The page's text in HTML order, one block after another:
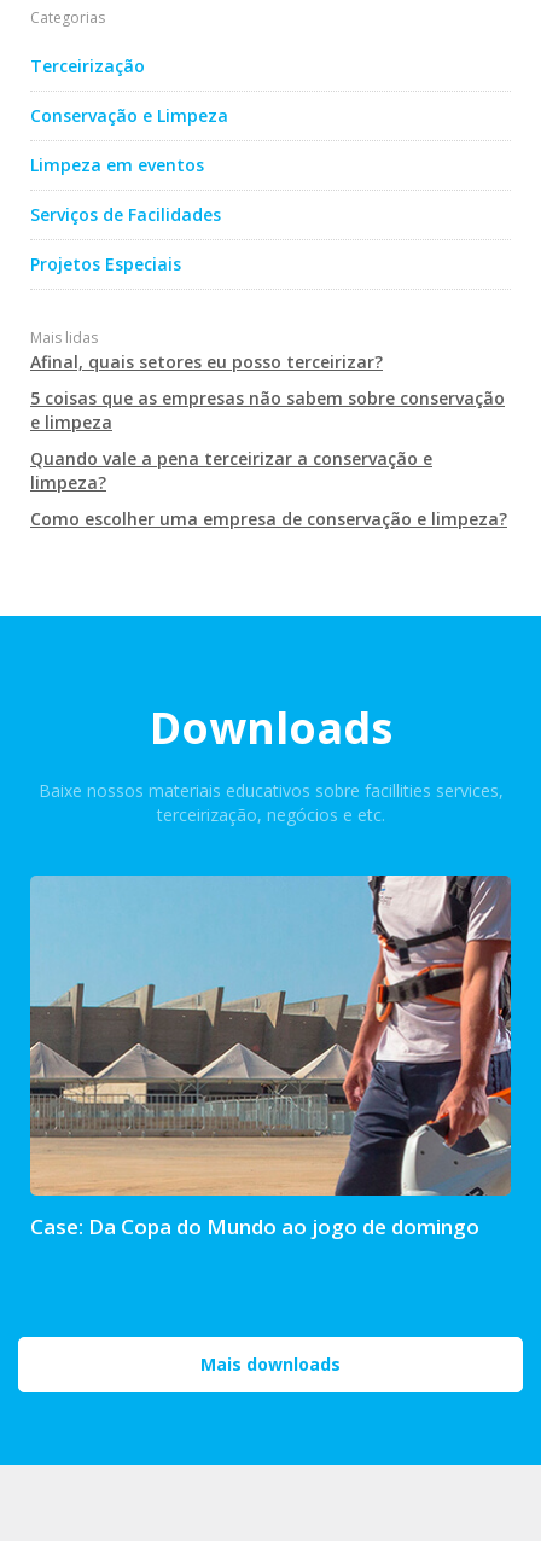
Categorias
Terceirização
Conservação e Limpeza
Limpeza em eventos
Serviços de Facilidades
Projetos Especiais
Mais lidas
Afinal, quais setores eu posso terceirizar?
5 coisas que as empresas não sabem sobre conservação
e limpeza
Quando vale a pena terceirizar a conservação e
limpeza?
Como escolher uma empresa de conservação e limpeza?
Downloads
Baixe nossos materiais educativos sobre facillities services,
terceirização, negócios e etc.
Case: Da Copa do Mundo ao jogo de domingo
Mais downloads